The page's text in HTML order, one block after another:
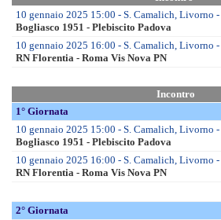
All A Mas – QF
All A Mas – SF
All A Mas – F.li
All B Mas – QF
All B Mas – F.li
All C Mas – SF
All C Mas – F.li
Ragazzi
Rag Mas – F.val
Enti Promozione Sp.